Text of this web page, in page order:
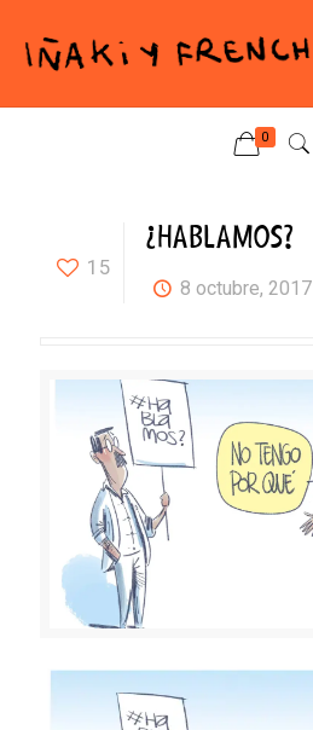
0
15
¿HABLAMOS?
8 octubre, 2017